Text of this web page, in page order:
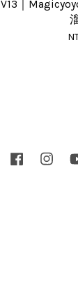
V13｜
Facebook